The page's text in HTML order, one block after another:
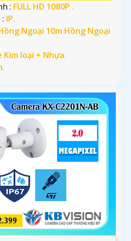
: FULL HD 1080P .
IP.
Ngoại 10m Hồng Ngoại
Kim loại + Nhựa.